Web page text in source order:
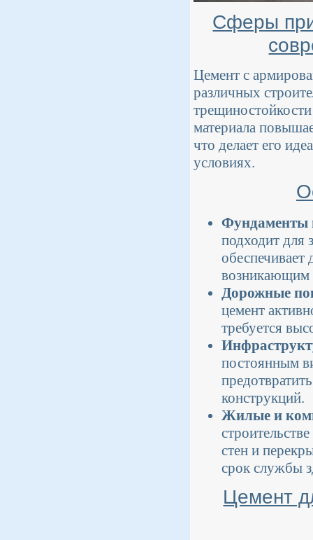
Сферы
Цемент с
различных
материала
что делает его
условиях.
Фундаменты
подходит для
возникающим
Дорожные
цемент
требуется
постоянным
конструкций.
Жилые и
стен и
срок службы
Цемент